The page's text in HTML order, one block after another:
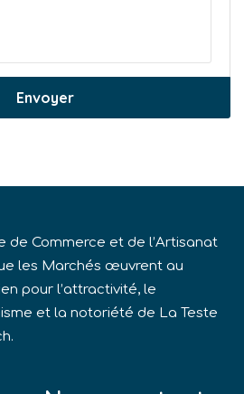
de Commerce et de l’Artisanat
les Marchés œuvrent au
pour l’attractivité, le
et la notoriété de La Teste